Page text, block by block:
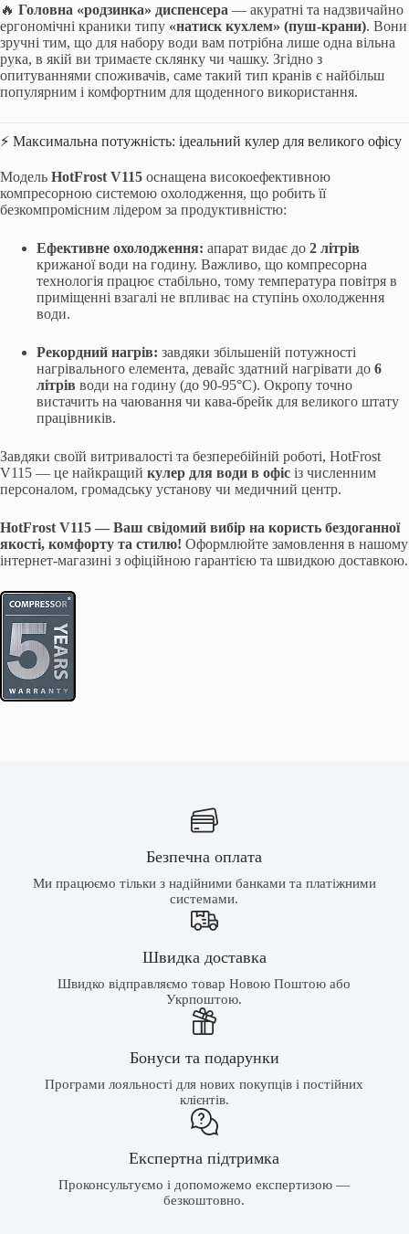
🔥 Головна «родзинка» диспенсера — акуратні та надзвичайно
ергономічні краники типу «натиск кухлем» (пуш-крани). Вони
зручні тим, що для набору води вам потрібна лише одна вільна
рука, в якій ви тримаєте склянку чи чашку. Згідно з
опитуваннями споживачів, саме такий тип кранів є найбільш
популярним і комфортним для щоденного використання.
⚡ Максимальна потужність: ідеальний кулер для великого офісу
Модель HotFrost V115 оснащена високоефективною
компресорною системою охолодження, що робить її
безкомпромісним лідером за продуктивністю:
Ефективне охолодження: апарат видає до 2 літрів
крижаної води на годину. Важливо, що компресорна
технологія працює стабільно, тому температура повітря в
приміщенні взагалі не впливає на ступінь охолодження
води.
Рекордний нагрів: завдяки збільшеній потужності
нагрівального елемента, девайс здатний нагрівати до 6
літрів води на годину (до 90-95°C). Окропу точно
вистачить на чаювання чи кава-брейк для великого штату
працівників.
Завдяки своїй витривалості та безперебійній роботі, HotFrost
V115 — це найкращий кулер для води в офіс із численним
персоналом, громадську установу чи медичний центр.
HotFrost V115 — Ваш свідомий вибір на користь бездоганної
якості, комфорту та стилю! Оформлюйте замовлення в нашому
інтернет-магазині з офіційною гарантією та швидкою доставкою.
Безпечна оплата
Ми працюємо тільки з надійними банками та платіжними
системами.
Швидка доставка
Швидко відправляємо товар Новою Поштою або
Укрпоштою.
Бонуси та подарунки
Програми лояльності для нових покупців і постійних
клієнтів.
Експертна підтримка
Проконсультуємо і допоможемо експертизою —
безкоштовно.